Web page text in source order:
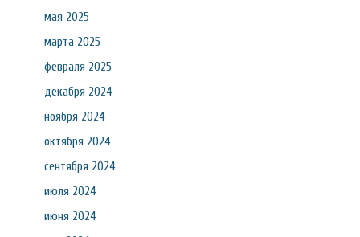
мая 2025
марта 2025
февраля 2025
декабря 2024
ноября 2024
октября 2024
сентября 2024
июля 2024
июня 2024